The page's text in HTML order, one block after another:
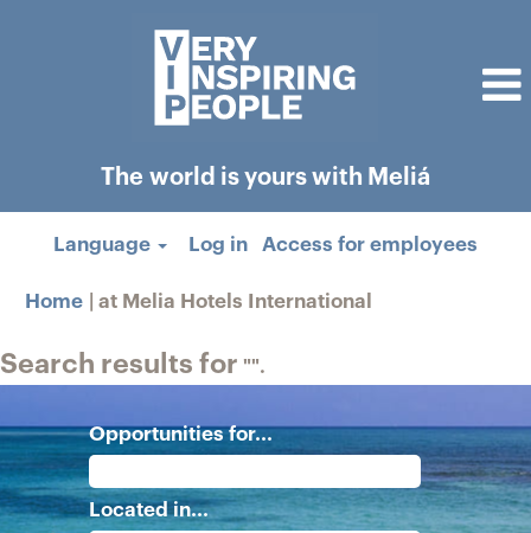
The world is yours with Meliá
Language Log in Access for employees
Home at Melia Hotels International
Search results for "".
Opportunities for...
Located in...